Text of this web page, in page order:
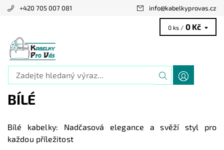
+420 705 007 081 info@kabelkyprovas.cz
0 ks / 0 Kč
BÍLÉ
Bílé kabelky: Nadčasová elegance a svěží styl pro
každou příležitost